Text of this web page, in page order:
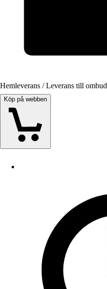
Hemleverans / Leverans till ombud
Köp på webben